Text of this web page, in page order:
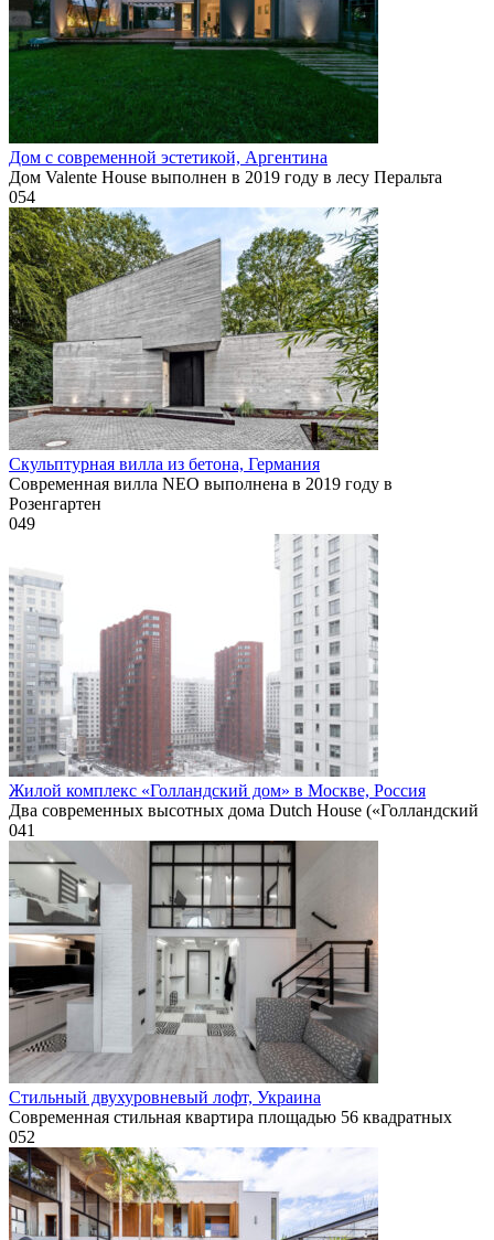
Дом с современной эстетикой, Аргентина
Дом Valente House выполнен в 2019 году в лесу Перальта
054
Скульптурная вилла из бетона, Германия
Современная вилла NEO выполнена в 2019 году в
Розенгартен
049
Жилой комплекс «Голландский дом» в Москве, Россия
Два современных высотных дома Dutch House («Голландский
041
Стильный двухуровневый лофт, Украина
Современная стильная квартира площадью 56 квадратных
052